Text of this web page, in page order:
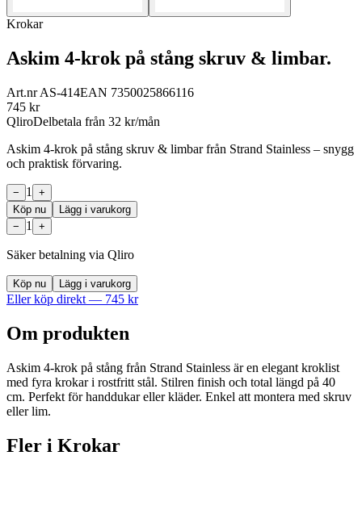
Krokar
Askim 4-krok på stång skruv & limbar.
Art.nrAS-414EAN 7350025866116
745 kr
QliroDelbetala från 32 kr/mån
Askim 4-krok på stång skruv & limbar från Strand Stainless – snygg
och praktisk förvaring.
− 1
+
Köp nu
Lägg i varukorg
−
1 +
Säker betalning via Qliro
Köp nu Lägg i varukorg
Eller köp direkt — 745 kr
Om produkten
Askim 4-krok på stång från Strand Stainless är en elegant kroklist
med fyra krokar i rostfritt stål. Stilren finish och total längd på 40
cm. Perfekt för handdukar eller kläder. Enkel att montera med skruv
eller lim.
Fler i Krokar